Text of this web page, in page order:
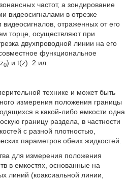
частот, а зондирование
видеосигналами в отрезке
отраженных от его
торце, осуществляют при
двухпроводной линии на его
функциональное
0) и t(z). 2 ил.
технике и может быть
измерения положения границы
в какой-либо емкости одна
границу раздела, в частности
с разной плотностью,
параметров обеих жидкостей.
для измерения положения
в емкостях, основанные на
линий (коаксиальной линии,